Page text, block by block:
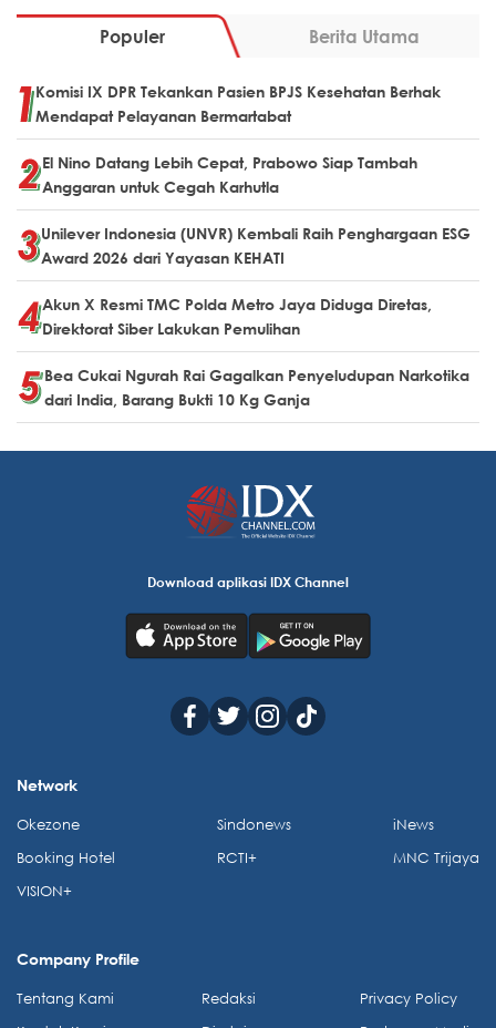
Populer Berita Utama
Komisi IX DPR Tekankan Pasien BPJS Kesehatan Berhak
Mendapat Pelayanan Bermartabat
El Nino Datang Lebih Cepat, Prabowo Siap Tambah
Anggaran untuk Cegah Karhutla
Unilever Indonesia (UNVR) Kembali Raih Penghargaan ESG
Award 2026 dari Yayasan KEHATI
Akun X Resmi TMC Polda Metro Jaya Diduga Diretas,
Direktorat Siber Lakukan Pemulihan
Bea Cukai Ngurah Rai Gagalkan Penyeludupan Narkotika
dari India, Barang Bukti 10 Kg Ganja
Download aplikasi IDX Channel
Network
Okezone
Booking Hotel
VISION+
Sindonews
RCTI+
iNews
MNC Trijaya
Company Profile
Tentang Kami
Redaksi
Privacy Policy